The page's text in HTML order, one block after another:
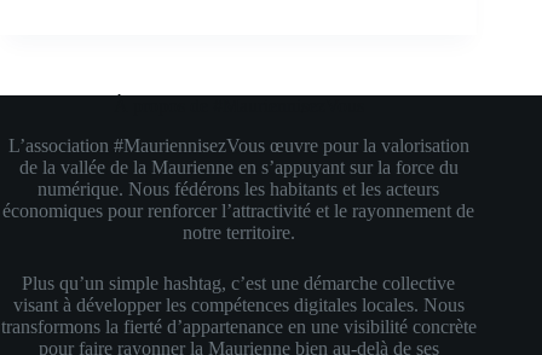
L’association #MauriennisezVous œuvre pour la valorisation
de la vallée de la Maurienne en s’appuyant sur la force du
numérique. Nous fédérons les habitants et les acteurs
économiques pour renforcer l’attractivité et le rayonnement de
notre territoire.
Plus qu’un simple hashtag, c’est une démarche collective
visant à développer les compétences digitales locales. Nous
transformons la fierté d’appartenance en une visibilité concrète
pour faire rayonner la Maurienne bien au-delà de ses